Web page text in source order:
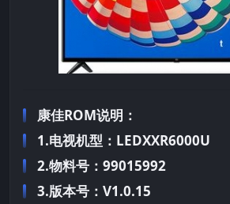
康佳ROM说明：
1.电视机型：LEDXXR6000U
2.物料号：99015992
3.版本号：V1.0.15